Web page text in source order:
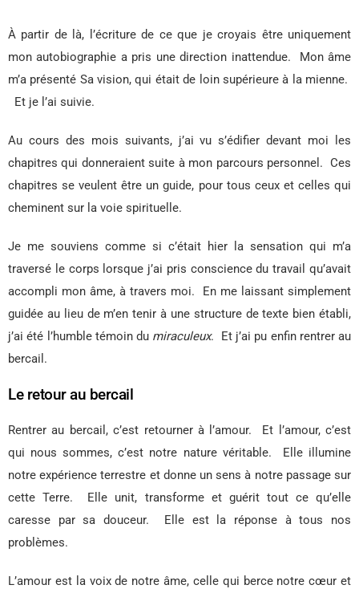
À partir de là, l’écriture de ce que je croyais être uniquement
mon autobiographie a pris une direction inattendue.
Mon âme
m’a présenté Sa vision, qui était de loin supérieure à la mienne.
Et je l’ai suivie.
Au cours des mois suivants, j’ai vu s’édifier devant moi les
chapitres qui donneraient suite à mon parcours personnel. Ces
chapitres se veulent être un guide, pour tous ceux et celles qui
cheminent sur la voie spirituelle.
Je me souviens comme si c’était hier la sensation qui m’a
traversé le corps lorsque j’ai pris conscience du travail qu’avait
accompli mon âme, à travers moi.
En me laissant simplement
guidée au lieu de m’en tenir à une structure de texte bien établi,
j’ai été l’humble témoin du miraculeux.
Et j’ai pu enfin rentrer au
bercail.
Le retour au bercail
Rentrer au bercail, c’est retourner à l’amour.
Et l’amour, c’est
qui nous sommes, c’est notre nature véritable.
Elle illumine
notre expérience terrestre et donne un sens à notre passage sur
cette Terre.
Elle unit, transforme et guérit tout ce qu’elle
caresse par sa douceur.
Elle est la réponse à tous nos
problèmes.
L’amour est la voix de notre âme, celle qui berce notre cœur et